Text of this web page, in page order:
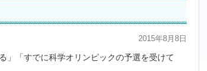
2015年8月8日
」「すでに科学オリンピックの予選を受けて